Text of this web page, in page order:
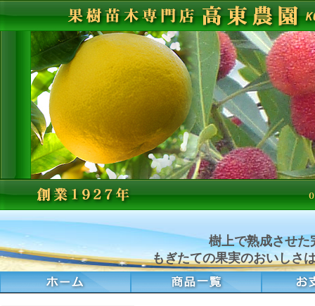
樹上で熟成させた
もぎたての果実のおいしさ